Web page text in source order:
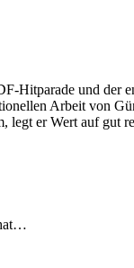
Hitparade und
Arbeit von
legt er Wert auf gut